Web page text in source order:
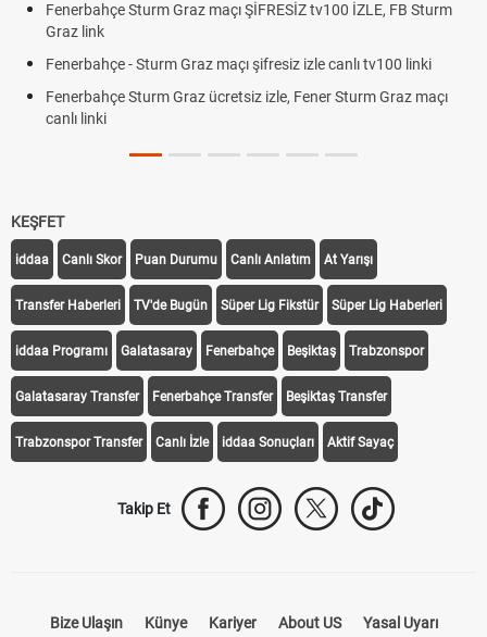
Fenerbahçe Sturm Graz maçı ŞİFRESİZ tv100 İZLE, FB Sturm
Graz link
Fenerbahçe - Sturm Graz maçı şifresiz izle canlı tv100 linki
Fenerbahçe Sturm Graz ücretsiz izle, Fener Sturm Graz maçı
canlı linki
KEŞFET
iddaa Canlı Skor Puan Durumu Canlı Anlatım At Yarışı
Transfer Haberleri TV'de Bugün Süper Lig Fikstür Süper Lig Haberleri
iddaa Programı Galatasaray Fenerbahçe Beşiktaş Trabzonspor
Galatasaray Transfer Fenerbahçe Transfer Beşiktaş Transfer
Trabzonspor Transfer Canlı İzle iddaa Sonuçları Aktif Sayaç
Takip Et
Bize Ulaşın Künye Kariyer About US Yasal Uyarı